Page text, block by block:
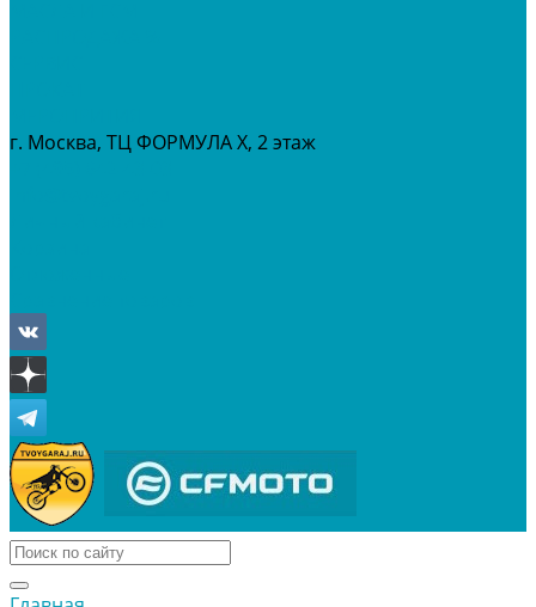
г. Москва, ТЦ ФОРМУЛА Х, 2 этаж